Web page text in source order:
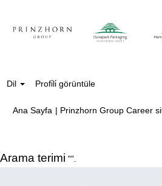
Dil Profi̇li̇ görüntüle
Ana Sayfa | Prinzhorn Group Career
Arama terimi "".